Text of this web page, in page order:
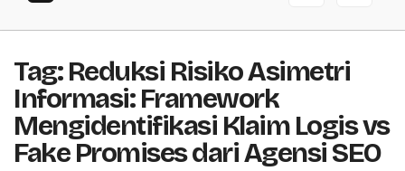
Tag:Reduksi Risiko Asimetri
Informasi: Framework
Mengidentifikasi Klaim Logis vs
Fake Promises dari Agensi SEO